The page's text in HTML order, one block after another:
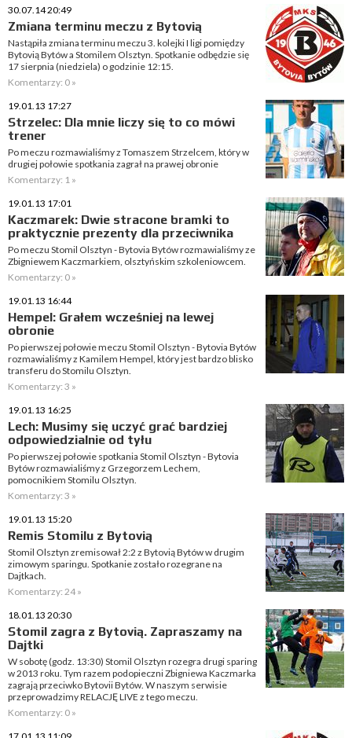
30.07.14 20:49
Zmiana terminu meczu z Bytovią
Nastąpiła zmiana terminu meczu 3. kolejki I ligi pomiędzy
Bytovią Bytów a Stomilem Olsztyn. Spotkanie odbędzie się
17 sierpnia (niedziela) o godzinie 12:15.
Komentarzy: 0 »
19.01.13 17:27
Strzelec: Dla mnie liczy się to co mówi
trener
Po meczu rozmawialiśmy z Tomaszem Strzelcem, który w
drugiej połowie spotkania zagrał na prawej obronie
Komentarzy: 1 »
19.01.13 17:01
Kaczmarek: Dwie stracone bramki to
praktycznie prezenty dla przeciwnika
Po meczu Stomil Olsztyn - Bytovia Bytów rozmawialiśmy ze
Zbigniewem Kaczmarkiem, olsztyńskim szkoleniowcem.
Komentarzy: 0 »
19.01.13 16:44
Hempel: Grałem wcześniej na lewej
obronie
Po pierwszej połowie meczu Stomil Olsztyn - Bytovia Bytów
rozmawialiśmy z Kamilem Hempel, który jest bardzo blisko
transferu do Stomilu Olsztyn.
Komentarzy: 3 »
19.01.13 16:25
Lech: Musimy się uczyć grać bardziej
odpowiedzialnie od tyłu
Po pierwszej połowie spotkania Stomil Olsztyn - Bytovia
Bytów rozmawialiśmy z Grzegorzem Lechem,
pomocnikiem Stomilu Olsztyn.
Komentarzy: 3 »
19.01.13 15:20
Remis Stomilu z Bytovią
Stomil Olsztyn zremisował 2:2 z Bytovią Bytów w drugim
zimowym sparingu. Spotkanie zostało rozegrane na
Dajtkach.
Komentarzy: 24 »
18.01.13 20:30
Stomil zagra z Bytovią. Zapraszamy na
Dajtki
W sobotę (godz. 13:30) Stomil Olsztyn rozegra drugi sparing
w 2013 roku. Tym razem podopieczni Zbigniewa Kaczmarka
zagrają przeciwko Bytovii Bytów. W naszym serwisie
przeprowadzimy RELACJĘ LIVE z tego meczu.
Komentarzy: 0 »